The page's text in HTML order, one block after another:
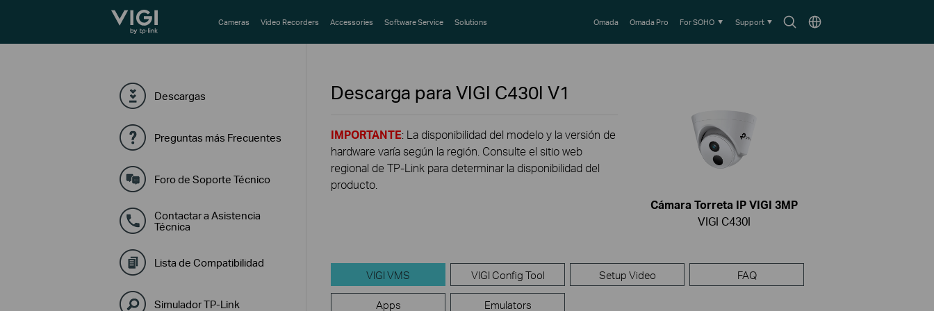
TP-Link, Reliably Smart
SearchChoose
Cameras Video Recorders Accessories Software Service Solutions Omada Omada Pro For SOHO Support
Descargas
Preguntas más Frecuentes
Foro de Soporte Técnico
Contactar a Asistencia
Técnica
Lista de Compatibilidad
Simulador TP-Link
Descarga para VIGI C430I V1
IMPORTANTE: La disponibilidad del modelo y la versión de
hardware varía según la región. Consulte el sitio web
regional de TP-Link para determinar la disponibilidad del
producto.
Cámara Torreta IP VIGI 3MP
VIGI C430I
VIGI VMS VIGI Config Tool Setup Video FAQ
Apps Emulators